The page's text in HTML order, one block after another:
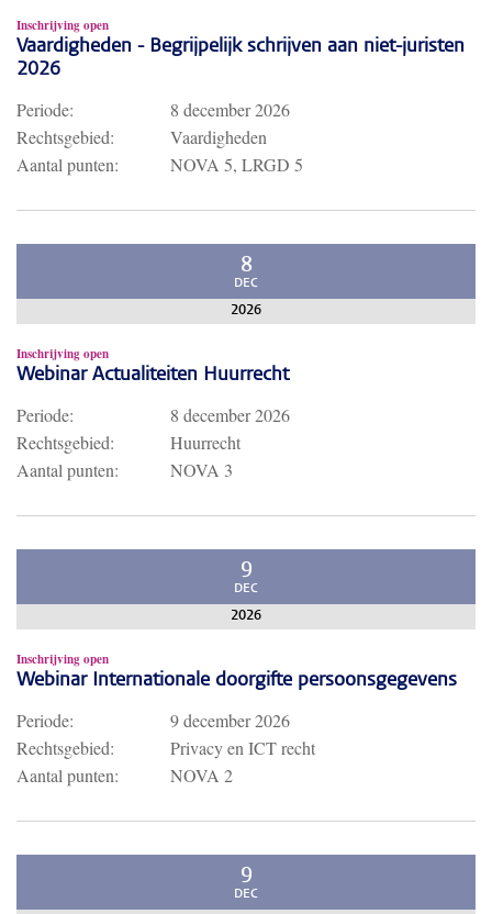
Inschrijving open
Vaardigheden - Begrijpelijk schrijven aan niet-juristen
2026
Periode:
8 december 2026
Rechtsgebied:
Vaardigheden
Aantal punten:
NOVA 5, LRGD 5
8
DEC
2026
Inschrijving open
Webinar Actualiteiten Huurrecht
Periode:
8 december 2026
Rechtsgebied:
Huurrecht
Aantal punten:
NOVA 3
9
DEC
2026
Inschrijving open
Webinar Internationale doorgifte persoonsgegevens
Periode:
9 december 2026
Rechtsgebied:
Privacy en ICT recht
Aantal punten:
NOVA 2
9
DEC